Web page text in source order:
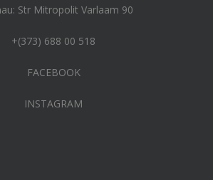
Str Mitropolit Varlaam 90
+(373) 688 00 518
FACEBOOK
INSTAGRAM